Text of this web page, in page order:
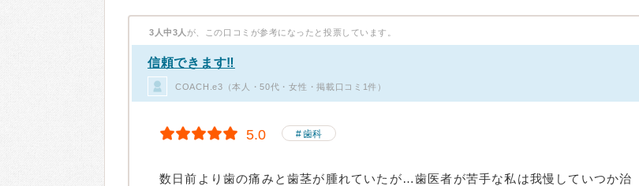
3人中3人 が、この口コミが参考になったと投票しています。
信頼できます‼︎
COACH.e3（本人・50代・女性・掲載口コミ1件）
5.0 歯科
数日前より歯の痛みと歯茎が腫れていたが…歯医者が苦手な私は我慢していつか治